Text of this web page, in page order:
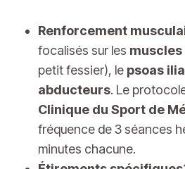
Renforcement
focalisés sur les
petit fessier), le psoas
abducteurs. Le
Clinique du Sport de
fréquence de 3 séances
minutes chacune.